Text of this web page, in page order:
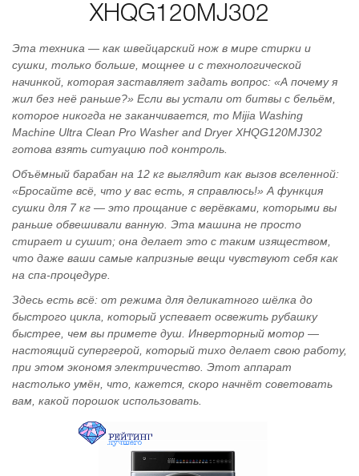
XHQG120MJ302
Эта техника — как швейцарский нож в мире стирки и
сушки, только больше, мощнее и с технологической
начинкой, которая заставляет задать вопрос: «А почему я
жил без неё раньше?» Если вы устали от битвы с бельём,
которое никогда не заканчивается, то Mijia Washing
Machine Ultra Clean Pro Washer and Dryer XHQG120MJ302
готова взять ситуацию под контроль.
Объёмный барабан на 12 кг выглядит как вызов вселенной:
«Бросайте всё, что у вас есть, я справлюсь!» А функция
сушки для 7 кг — это прощание с верёвками, которыми вы
раньше обвешивали ванную. Эта машина не просто
стирает и сушит; она делает это с таким изяществом,
что даже ваши самые капризные вещи чувствуют себя как
на спа-процедуре.
Здесь есть всё: от режима для деликатного шёлка до
быстрого цикла, который успевает освежить рубашку
быстрее, чем вы примете душ. Инверторный мотор —
настоящий супергерой, который тихо делает свою работу,
при этом экономя электричество. Этот аппарат
настолько умён, что, кажется, скоро начнёт советовать
вам, какой порошок использовать.